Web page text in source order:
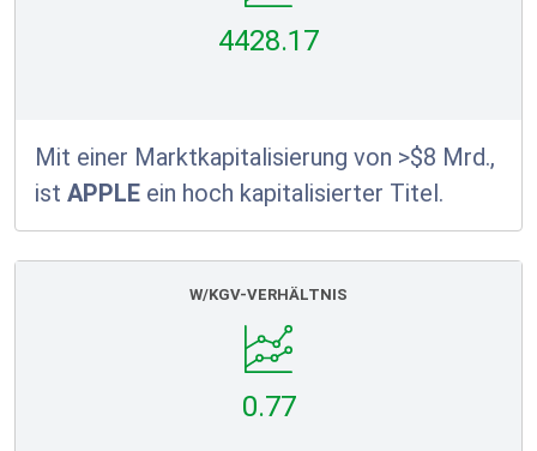
4428.17
Mit einer Marktkapitalisierung von >$8 Mrd.,
ist APPLE ein hoch kapitalisierter Titel.
W/KGV-VERHÄLTNIS
0.77